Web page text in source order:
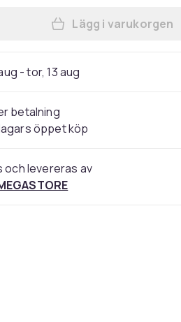
Lägg till
Lägg i varukorgen
- tor, 13 aug
betalning
öppet köp
och levereras av